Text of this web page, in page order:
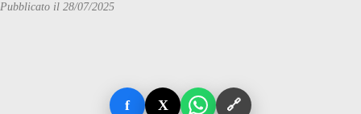
Pubblicato il 28/07/2025
f X 🔗